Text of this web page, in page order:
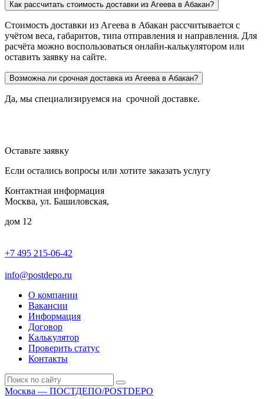
Как рассчитать стоимость доставки из Агеева в Абакан?
Стоимость доставки из Агеева в Абакан рассчитывается с
учётом веса, габаритов, типа отправления и направления. Для
расчёта можно воспользоваться онлайн-калькулятором или
оставить заявку на сайте.
Возможна ли срочная доставка из Агеева в Абакан?
Да, мы специализируемся на срочной доставке.
Оставьте заявку
Если остались вопросы или хотите заказать услугу
Контактная информация
Москва, ул. Башиловская,
дом 12
+7 495 215-06-42
info@postdepo.ru
О компании
Вакансии
Информация
Договор
Калькулятор
Проверить статус
Контакты
Москва — ПОСТДЕПО/POSTDEPO